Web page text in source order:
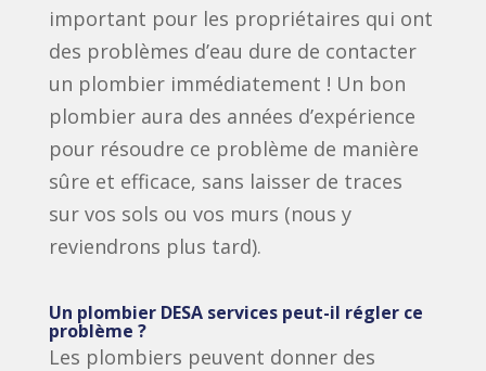
important pour les propriétaires qui ont
des problèmes d’eau dure de contacter
un plombier immédiatement ! Un bon
plombier aura des années d’expérience
pour résoudre ce problème de manière
sûre et efficace, sans laisser de traces
sur vos sols ou vos murs (nous y
reviendrons plus tard).
Un plombier DESA services peut-il régler ce
problème ?
Les plombiers peuvent donner des